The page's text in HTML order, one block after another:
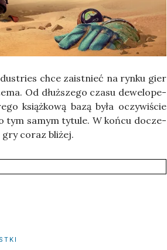
chce zaist­nieć na ryn­ku gier
Od dłuż­sze­go cza­su dewe­lo­pe­
książ­ko­wą bazą była oczy­wi­ście
tym samym tytu­le. W koń­cu docze­
coraz bli­żej.